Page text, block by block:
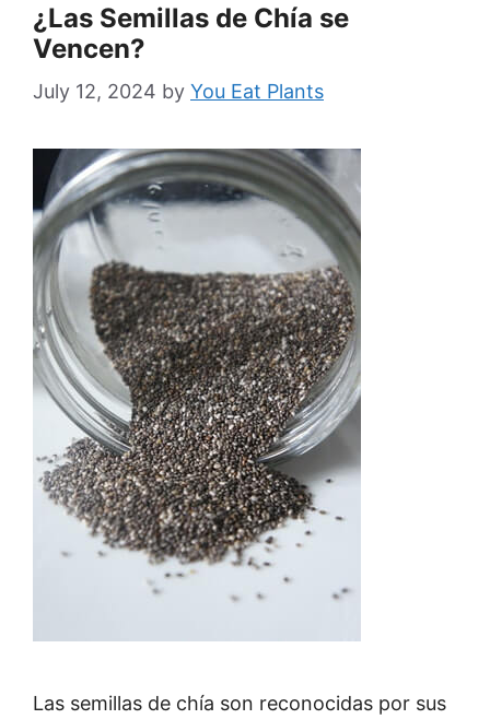
¿Las Semillas de Chía se
Vencen?
July 12, 2024 by You Eat Plants
Las semillas de chía son reconocidas por sus